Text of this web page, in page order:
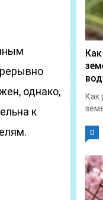
однако,
к
Как
0